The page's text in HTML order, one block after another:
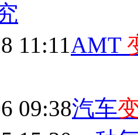
11:11AMT
09:38汽车